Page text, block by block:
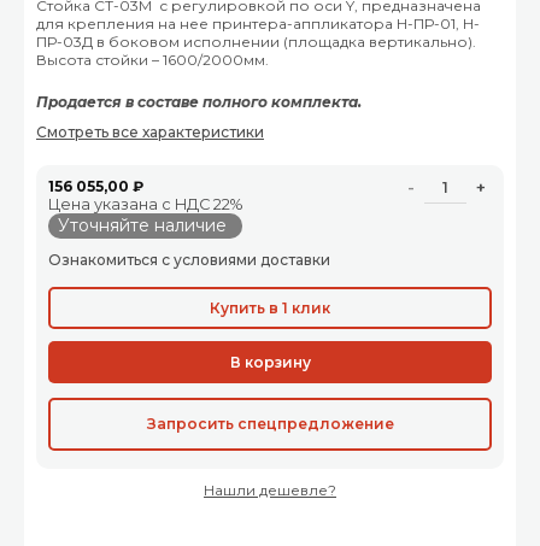
Стойка СТ-03М с регулировкой по оси Y, предназначена
для крепления на нее принтера-аппликатора Н-ПР-01, Н-
ПР-03Д в боковом исполнении (площадка вертикально).
Высота стойки – 1600/2000мм.
Продается в составе полного комплекта.
Смотреть все характеристики
156 055,00 ₽
Цена указана с НДС 22%
Уточняйте наличие
- +
Ознакомиться с условиями доставки
Купить в 1 клик
В корзину
Запросить спецпредложение
Нашли дешевле?